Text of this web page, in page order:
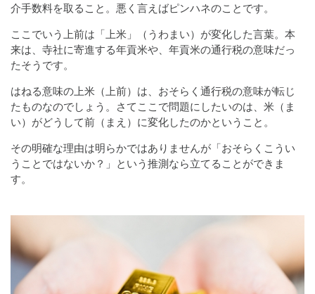
介手数料を取ること。悪く言えばピンハネのことです。
ここでいう上前は「上米」（うわまい）が変化した言葉。本
来は、寺社に寄進する年貢米や、年貢米の通行税の意味だっ
たそうです。
はねる意味の上米（上前）は、おそらく通行税の意味が転じ
たものなのでしょう。さてここで問題にしたいのは、米（ま
い）がどうして前（まえ）に変化したのかということ。
その明確な理由は明らかではありませんが「おそらくこうい
うことではないか？」という推測なら立てることができま
す。